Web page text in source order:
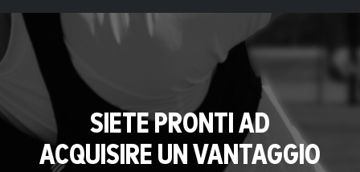
SIETE PRONTI AD
ACQUISIRE UN VANTAGGIO